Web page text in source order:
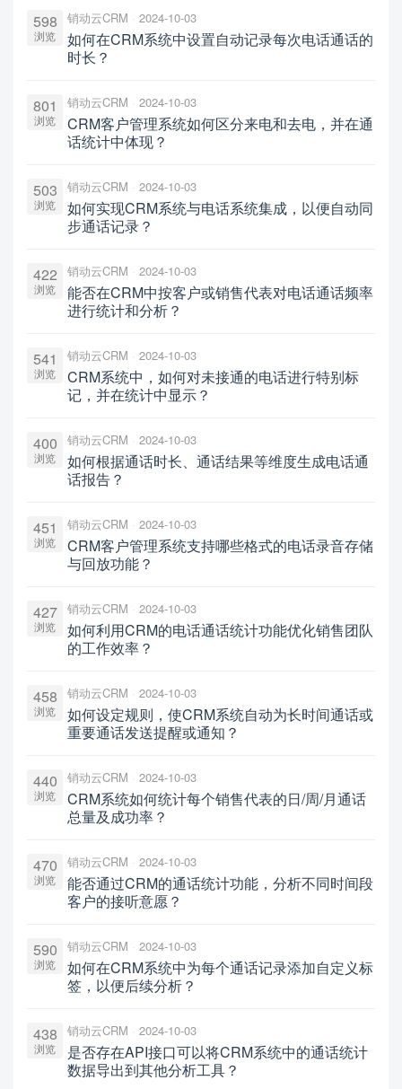
598
浏览
销动云CRM 2024-10-03
如何在CRM系统中设置自动记录每次电话通话的
时长？
801
浏览
销动云CRM 2024-10-03
CRM客户管理系统如何区分来电和去电，并在通
话统计中体现？
503
浏览
销动云CRM 2024-10-03
如何实现CRM系统与电话系统集成，以便自动同
步通话记录？
422
浏览
销动云CRM 2024-10-03
能否在CRM中按客户或销售代表对电话通话频率
进行统计和分析？
541
浏览
销动云CRM 2024-10-03
CRM系统中，如何对未接通的电话进行特别标
记，并在统计中显示？
400
浏览
销动云CRM 2024-10-03
如何根据通话时长、通话结果等维度生成电话通
话报告？
451
浏览
销动云CRM 2024-10-03
CRM客户管理系统支持哪些格式的电话录音存储
与回放功能？
427
浏览
销动云CRM 2024-10-03
如何利用CRM的电话通话统计功能优化销售团队
的工作效率？
458
浏览
销动云CRM 2024-10-03
如何设定规则，使CRM系统自动为长时间通话或
重要通话发送提醒或通知？
440
浏览
销动云CRM 2024-10-03
CRM系统如何统计每个销售代表的日/周/月通话
总量及成功率？
470
浏览
销动云CRM 2024-10-03
能否通过CRM的通话统计功能，分析不同时间段
客户的接听意愿？
590
浏览
销动云CRM 2024-10-03
如何在CRM系统中为每个通话记录添加自定义标
签，以便后续分析？
438
浏览
销动云CRM 2024-10-03
是否存在API接口可以将CRM系统中的通话统计
数据导出到其他分析工具？